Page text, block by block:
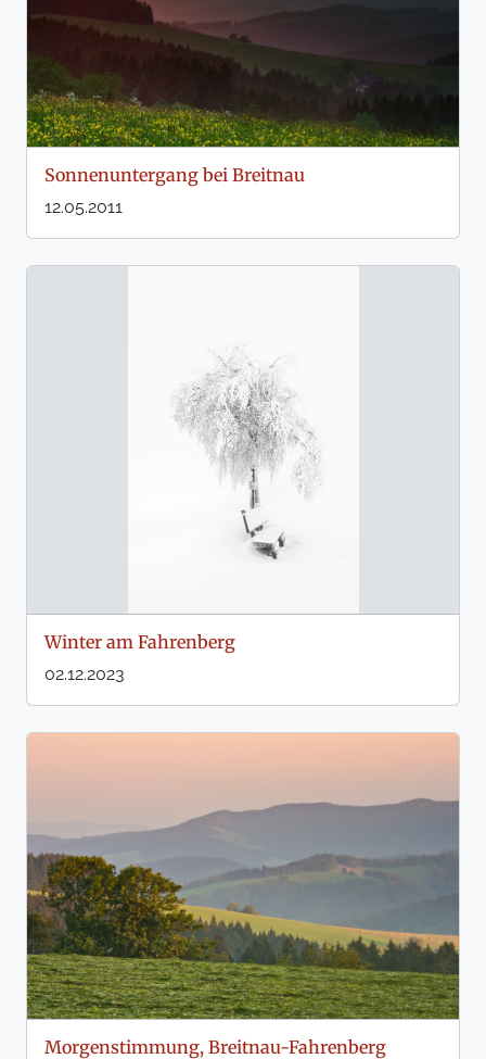
Sonnenuntergang bei Breitnau
12.05.2011
Winter am Fahrenberg
02.12.2023
Morgenstimmung, Breitnau-Fahrenberg